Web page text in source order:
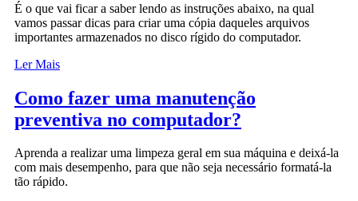
É o que vai ficar a saber lendo as instruções abaixo, na qual
vamos passar dicas para criar uma cópia daqueles arquivos
importantes armazenados no disco rígido do computador.
Ler Mais
Como fazer uma manutenção
preventiva no computador?
Aprenda a realizar uma limpeza geral em sua máquina e deixá-la
com mais desempenho, para que não seja necessário formatá-la
tão rápido.